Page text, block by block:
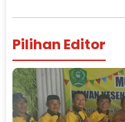
Pilihan Editor